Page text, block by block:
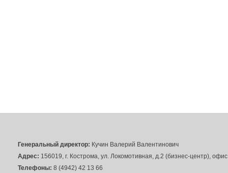
Генеральный директор: Кучин Валерий Валентинович
Адрес: 156019, г. Кострома, ул. Локомотивная, д.2 (бизнес-центр),
Телефоны: 8 (4942) 42 13 66